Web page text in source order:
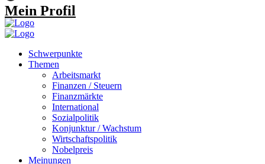
Mein Profil
Schwerpunkte
Themen
Arbeitsmarkt
Finanzen / Steuern
Finanzmärkte
International
Sozialpolitik
Konjunktur / Wachstum
Wirtschaftspolitik
Nobelpreis
Meinungen